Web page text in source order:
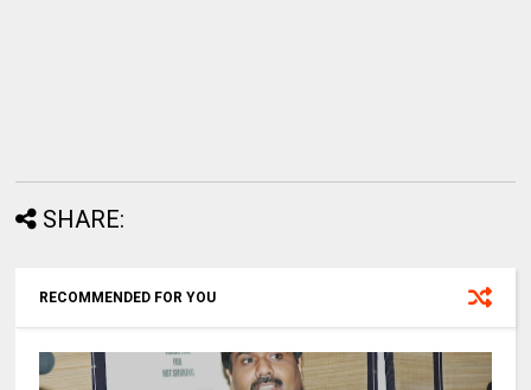
SHARE:
RECOMMENDED FOR YOU